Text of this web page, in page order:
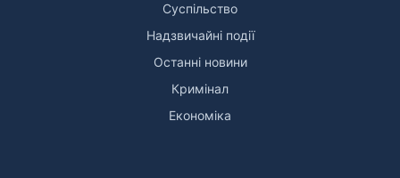
Суспільство
Надзвичайні події
Останні новини
Кримінал
Економіка